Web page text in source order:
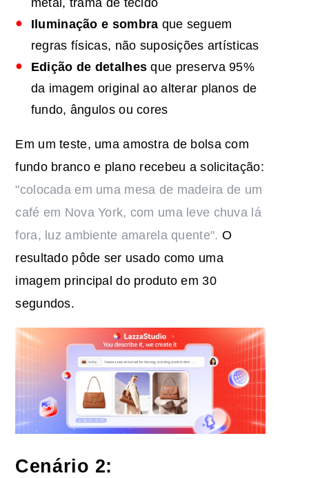
metal, trama de tecido
Iluminação e sombra que seguem
regras físicas, não suposições artísticas
Edição de detalhes que preserva 95%
da imagem original ao alterar planos de
fundo, ângulos ou cores
Em um teste, uma amostra de bolsa com
fundo branco e plano recebeu a solicitação:
"colocada em uma mesa de madeira de um
café em Nova York, com uma leve chuva lá
fora, luz ambiente amarela quente". O
resultado pôde ser usado como uma
imagem principal do produto em 30
segundos.
Cenário 2: